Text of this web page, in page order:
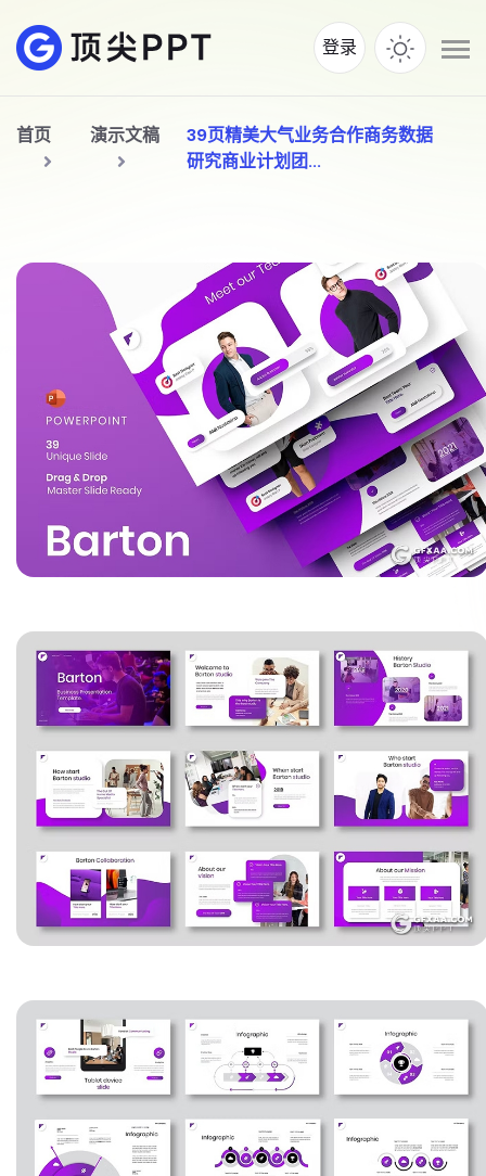
登录
首页 演示文稿
39页精美大气业务合作商务数据
研究商业计划团...